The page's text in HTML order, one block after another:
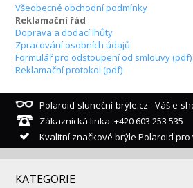
Všeobecné obchodní podmínky
Reklamační řád
Doprava a dodací lhůty
Zpracování osobních údajů
Formulář pro odstoupení od smlouvy (pdf)
Reklamační protokol (pdf)
Polaroid-sluneční-brýle.cz - Váš e-
Zákaznická linka :+420 603 253 535
Kvalitní značkové brýle Polaroid pro
KATEGORIE